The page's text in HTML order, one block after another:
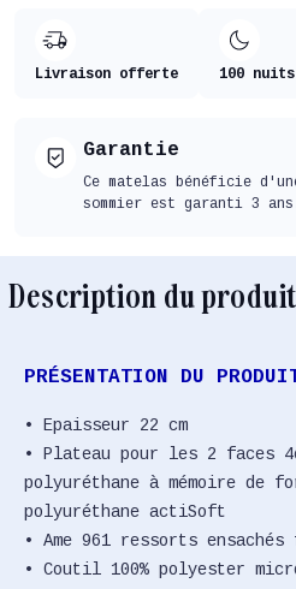
Livraison offerte 100
Garantie
Ce matelas bénéficie
sommier est garanti 3
Description du produit
PRÉSENTATION DU
• Epaisseur 22 cm
• Plateau pour les 2 faces
polyuréthane à mémoire de
polyuréthane actiSoft
• Ame 961 ressorts ensachés
• Coutil 100% polyester